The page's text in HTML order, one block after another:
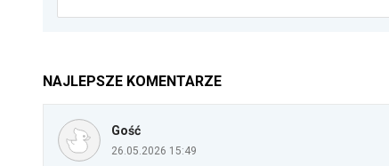
NAJLEPSZE KOMENTARZE
Gość
26.05.2026 15:49